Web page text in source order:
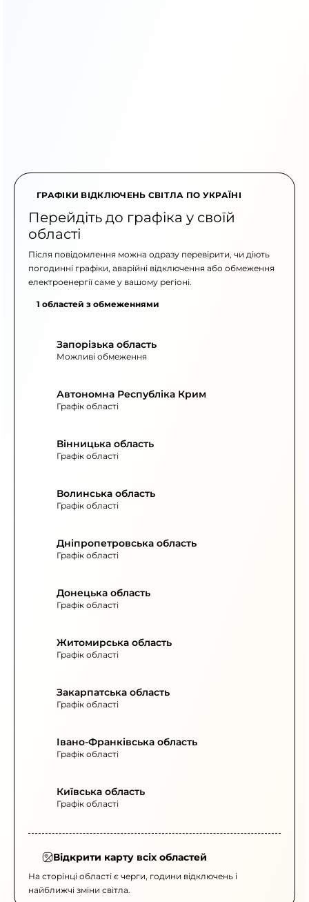
ГРАФІКИ ВІДКЛЮЧЕНЬ СВІТЛА ПО УКРАЇНІ
Перейдіть до графіка у своїй
області
Після повідомлення можна одразу перевірити, чи діють
погодинні графіки, аварійні відключення або обмеження
електроенергії саме у вашому регіоні.
1 областей з обмеженнями
Запорізька область
Можливі обмеження
Автономна Республіка Крим
Графік області
Вінницька область
Графік області
Волинська область
Графік області
Дніпропетровська область
Графік області
Донецька область
Графік області
Житомирська область
Графік області
Закарпатська область
Графік області
Івано-Франківська область
Графік області
Київська область
Графік області
Відкрити карту всіх областей
На сторінці області є черги, години відключень і
найближчі зміни світла.